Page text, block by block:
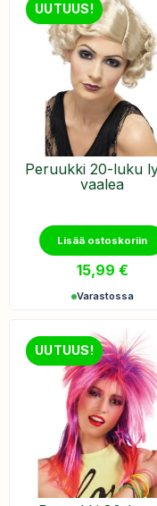
UUTUUS!
Peruukki 20-luku
vaalea
Lisää ostoskoriin
15,99 €
Varastossa
UUTUUS!